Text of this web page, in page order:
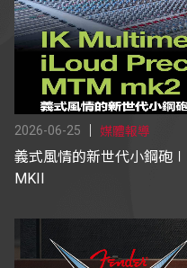
2026-06-25 媒體報導
義式風情的新世代小鋼砲
MKII